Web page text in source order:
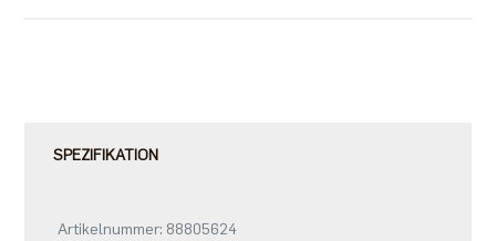
SPEZIFIKATION
Artikelnummer: 88805624